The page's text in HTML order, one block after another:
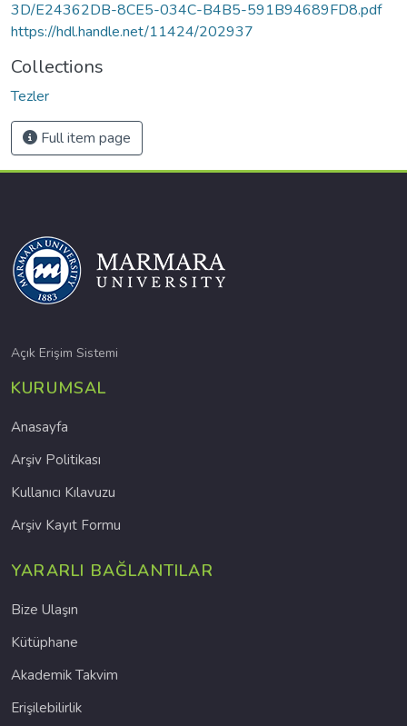
3D/E24362DB-8CE5-034C-B4B5-591B94689FD8.pdf
https://hdl.handle.net/11424/202937
Collections
Tezler
Full item page
Açık Erişim Sistemi
KURUMSAL
Anasayfa
Arşiv Politikası
Kullanıcı Kılavuzu
Arşiv Kayıt Formu
YARARLI BAĞLANTILAR
Bize Ulaşın
Kütüphane
Akademik Takvim
Erişilebilirlik